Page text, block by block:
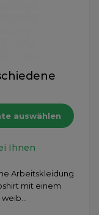
auswählen
Ihnen
Arbeitskleidung
mit einem